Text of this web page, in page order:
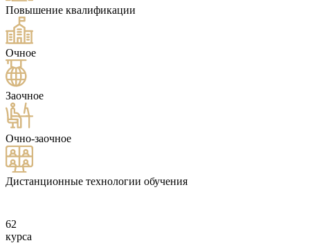
Повышение квалификации
Очное
Заочное
Очно-заочное
Дистанционные технологии обучения
62
курса